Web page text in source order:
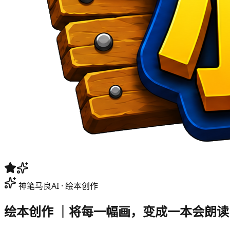
神笔马良AI · 绘本创作
绘本创作 ｜将每一幅画，变成一本会朗